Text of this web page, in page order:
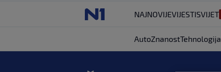
NAJNOVIJEVIJESTISVIJET
AutoZnanostTehnologija